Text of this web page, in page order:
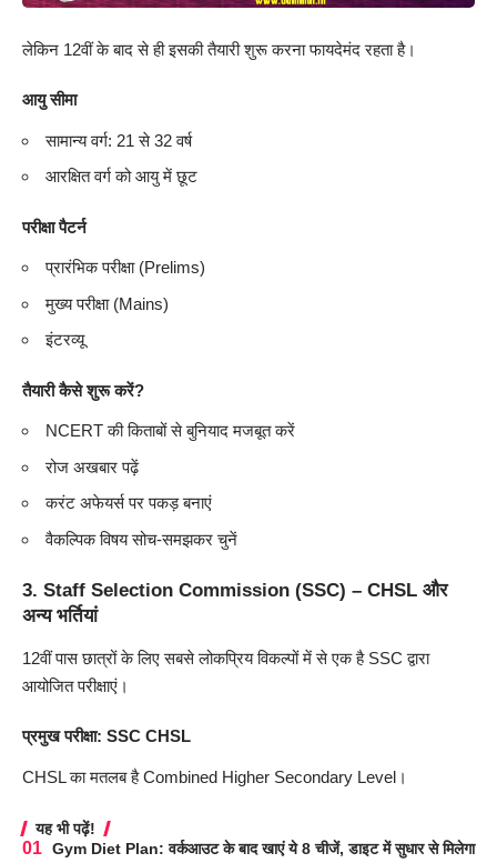
लेकिन 12वीं के बाद से ही इसकी तैयारी शुरू करना फायदेमंद रहता है।
आयु सीमा
सामान्य वर्ग: 21 से 32 वर्ष
आरक्षित वर्ग को आयु में छूट
परीक्षा पैटर्न
प्रारंभिक परीक्षा (Prelims)
मुख्य परीक्षा (Mains)
इंटरव्यू
तैयारी कैसे शुरू करें?
NCERT की किताबों से बुनियाद मजबूत करें
रोज अखबार पढ़ें
करंट अफेयर्स पर पकड़ बनाएं
वैकल्पिक विषय सोच-समझकर चुनें
3. Staff Selection Commission (SSC) – CHSL और
अन्य भर्तियां
12वीं पास छात्रों के लिए सबसे लोकप्रिय विकल्पों में से एक है SSC द्वारा
आयोजित परीक्षाएं।
प्रमुख परीक्षा: SSC CHSL
CHSL का मतलब है Combined Higher Secondary Level।
यह भी पढ़ें!
Gym Diet Plan: वर्कआउट के बाद खाएं ये 8 चीजें, डाइट में सुधार से मिलेगा